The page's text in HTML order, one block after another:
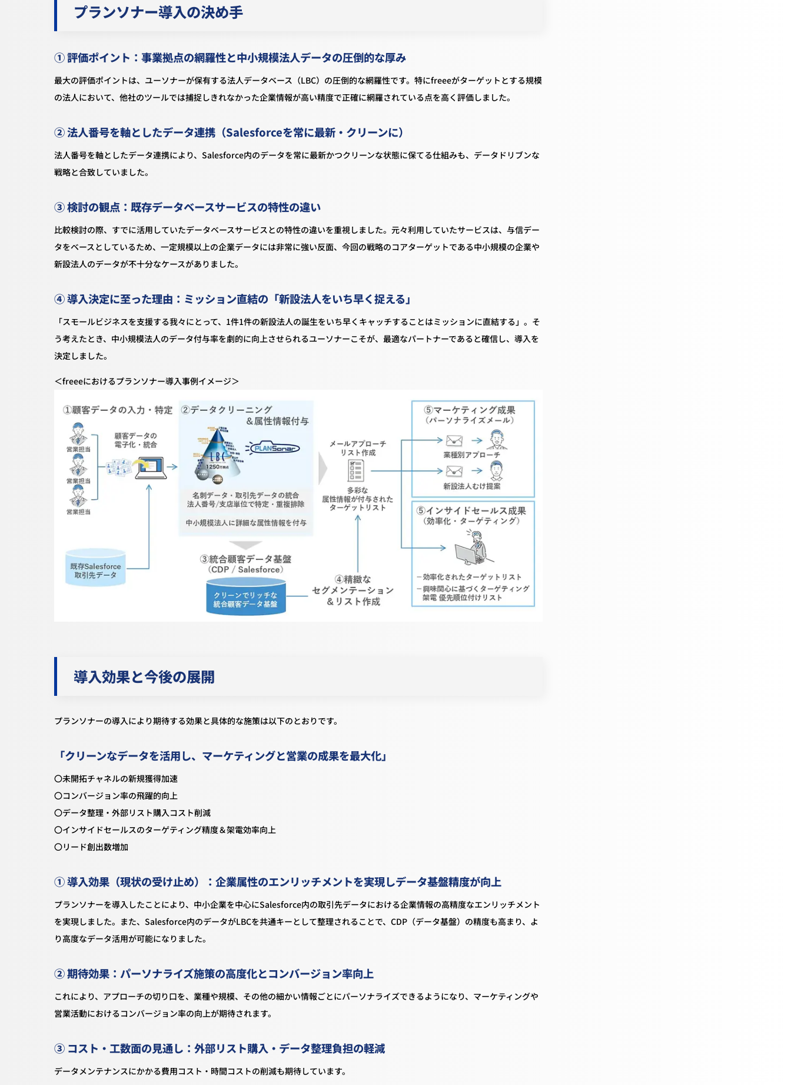
プランソナー導入の決め手
① 評価ポイント：事業拠点の網羅性と中小規模法人データの圧倒的な厚み
最大の評価ポイントは、ユーソナーが保有する法人データベース（LBC）の圧倒的な網羅性です。特にfreeeがターゲットとする規模
の法人において、他社のツールでは捕捉しきれなかった企業情報が高い精度で正確に網羅されている点を高く評価しました。
② 法人番号を軸としたデータ連携（Salesforceを常に最新・クリーンに）
法人番号を軸としたデータ連携により、Salesforce内のデータを常に最新かつクリーンな状態に保てる仕組みも、データドリブンな
戦略と合致していました。
③ 検討の観点：既存データベースサービスの特性の違い
比較検討の際、すでに活用していたデータベースサービスとの特性の違いを重視しました。元々利用していたサービスは、与信デー
タをベースとしているため、一定規模以上の企業データには非常に強い反面、今回の戦略のコアターゲットである中小規模の企業や
新設法人のデータが不十分なケースがありました。
④ 導入決定に至った理由：ミッション直結の「新設法人をいち早く捉える」
「スモールビジネスを支援する我々にとって、1件1件の新設法人の誕生をいち早くキャッチすることはミッションに直結する」。そ
う考えたとき、中小規模法人のデータ付与率を劇的に向上させられるユーソナーこそが、最適なパートナーであると確信し、導入を
決定しました。
＜freeeにおけるプランソナー導入事例イメージ＞
導入効果と今後の展開
プランソナーの導入により期待する効果と具体的な施策は以下のとおりです。
「クリーンなデータを活用し、マーケティングと営業の成果を最大化」
〇未開拓チャネルの新規獲得加速
〇コンバージョン率の飛躍的向上
〇データ整理・外部リスト購入コスト削減
〇インサイドセールスのターゲティング精度＆架電効率向上
〇リード創出数増加
① 導入効果（現状の受け止め）：企業属性のエンリッチメントを実現しデータ基盤精度が向上
プランソナーを導入したことにより、中小企業を中心にSalesforce内の取引先データにおける企業情報の高精度なエンリッチメント
を実現しました。また、Salesforce内のデータがLBCを共通キーとして整理されることで、CDP（データ基盤）の精度も高まり、よ
り高度なデータ活用が可能になりました。
② 期待効果：パーソナライズ施策の高度化とコンバージョン率向上
これにより、アプローチの切り口を、業種や規模、その他の細かい情報ごとにパーソナライズできるようになり、マーケティングや
営業活動におけるコンバージョン率の向上が期待されます。
③ コスト・工数面の見通し：外部リスト購入・データ整理負担の軽減
データメンテナンスにかかる費用コスト・時間コストの削減も期待しています。